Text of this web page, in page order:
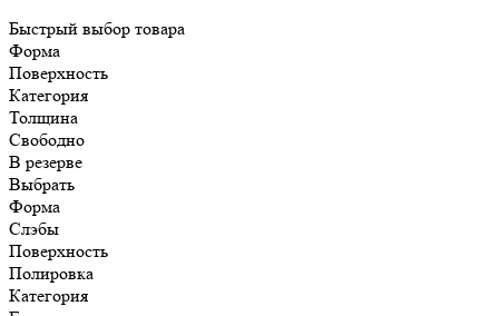
Быстрый выбор товара
Форма
Поверхность
Категория
Толщина
Свободно
В резерве
Выбрать
Форма
Слэбы
Поверхность
Полировка
Категория